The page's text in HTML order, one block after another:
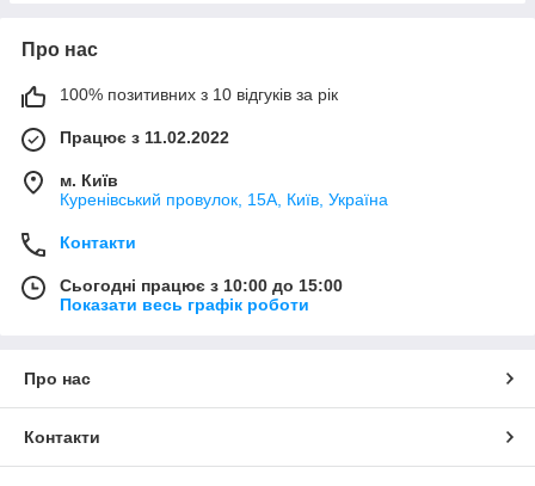
Про нас
100% позитивних з 10 відгуків за рік
Працює з 11.02.2022
м. Київ
Куренівський провулок, 15А, Київ, Україна
Контакти
Сьогодні працює з 10:00 до 15:00
Показати весь графік роботи
Про нас
Контакти